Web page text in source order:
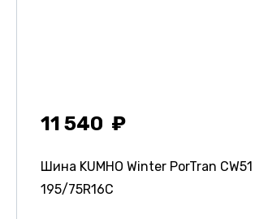
11 540
Шина KUMHO Winter PorTran CW51
195/75R16C